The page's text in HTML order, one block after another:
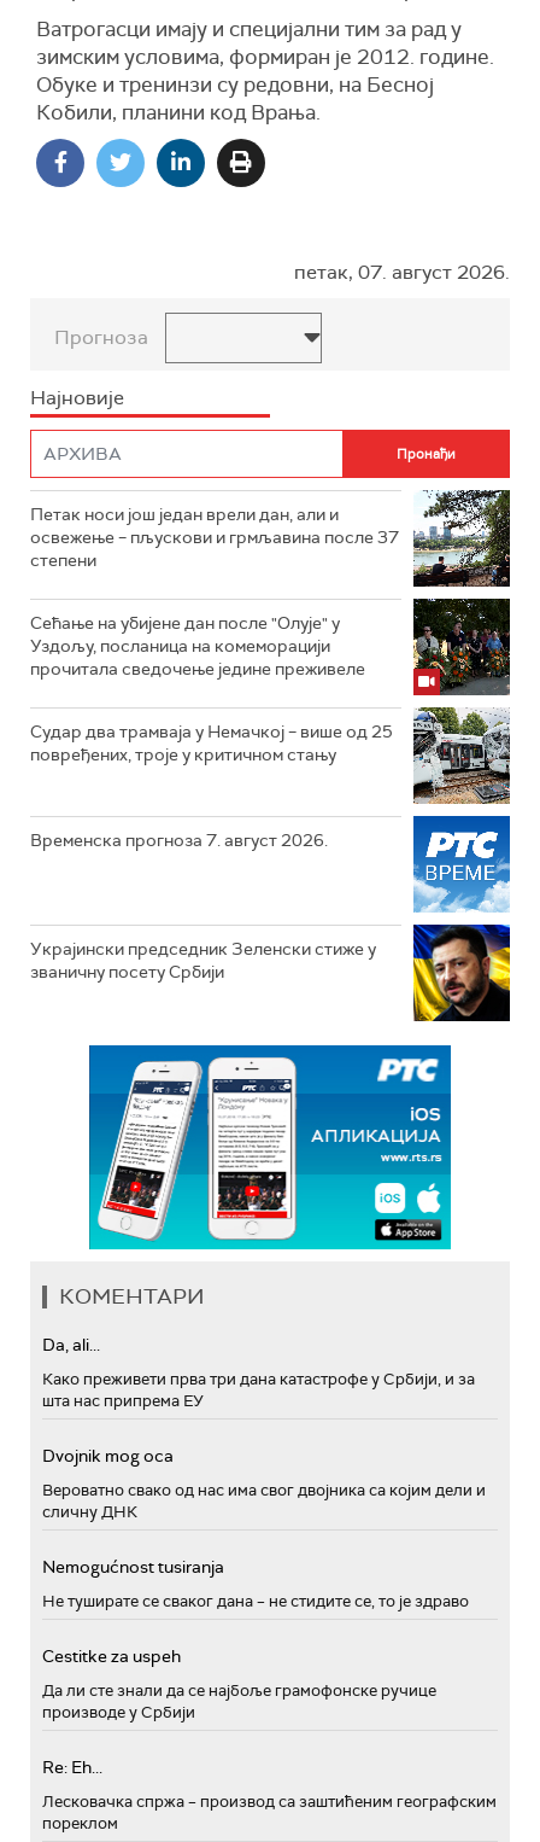
Ватрогасци имају и специјални тим за рад у
зимским условима, формиран је 2012. године.
Обуке и тренинзи су редовни, на Бесној
Кобили, планини код Врања.
петак, 07. август 2026.
Прогноза
Најновије
Петак носи још један врели дан, али и
освежење – пљускови и грмљавина после 37
степени
Сећање на убијене дан после "Олује" у
Уздољу, посланица на комеморацији
прочитала сведочење једине преживеле
Судар два трамваја у Немачкој – више од 25
повређених, троје у критичном стању
Временска прогноза 7. август 2026.
Украјински председник Зеленски стиже у
званичну посету Србији
КОМЕНТАРИ
Da, ali...
Како преживети прва три дана катастрофе у Србији, и за
шта нас припрема ЕУ
Dvojnik mog oca
Вероватно свако од нас има свог двојника са којим дели и
сличну ДНК
Nemogućnost tusiranja
Не туширате се сваког дана – не стидите се, то је здраво
Cestitke za uspeh
Да ли сте знали да се најбоље грамофонске ручице
производе у Србији
Re: Eh...
Лесковачка спржа – производ са заштићеним географским
пореклом